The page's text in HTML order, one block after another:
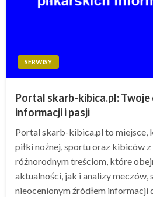
SERWISY
Portal skarb-kibica.pl: Twoje
informacji i pasji
Portal skarb-kibica.pl to miejsce,
piłki nożnej, sportu oraz kibiców
różnorodnym treściom, które
aktualności, jak i analizy meczów,
nieocenionym źródłem informacji